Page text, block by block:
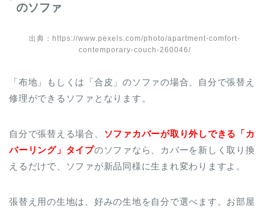
のソファ
出典：https://www.pexels.com/photo/apartment-comfort-
contemporary-couch-260046/
「布地」もしくは「合皮」のソファの場合、自分で張替え
修理ができるソファとなります。
自分で張替える場合、 ソファカバーが取り外しできる「カ
バーリング」タイプのソファなら、カバーを新しく取り換
えるだけで、ソファが新品同様に生まれ変わりますよ。
張替え用の生地は、好みの生地を自分で選べます。お部屋